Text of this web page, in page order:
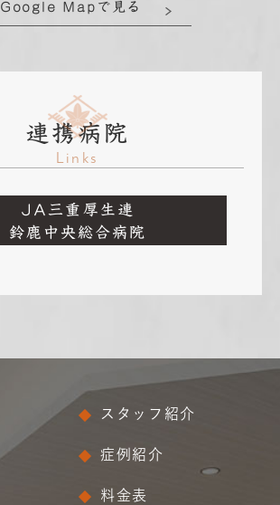
Google Mapで見る
連携病院
Links
JA三重厚生連
鈴鹿中央総合病院
スタッフ紹介
症例紹介
料金表